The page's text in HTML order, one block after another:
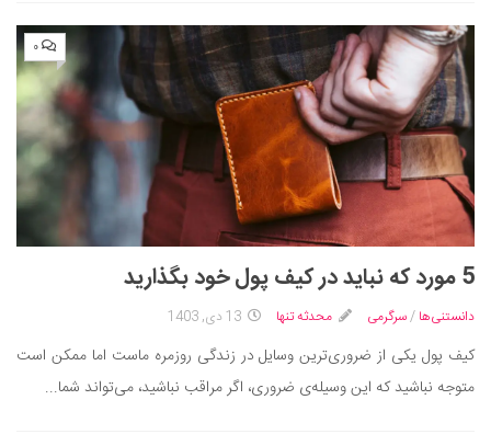
تغذیه سالم
بهداشت
بیماری و درمان
کودک و مادر
ورزش و تندرستی
روانشناسی
مراکز پزشکی و دارویی
فرهنگ و هنر
سینما و تئاتر
تلویزیون
موسیقی
۰
5 مورد که نباید در کیف پول خود بگذارید
دانستنی‌ها /سرگرمی محدثه تنها 13 دی, 1403
کیف پول یکی از ضروری‌ترین وسایل در زندگی روزمره ماست اما ممکن است
متوجه نباشید که این وسیله‌ی ضروری، اگر مراقب نباشید، می‌تواند شما...